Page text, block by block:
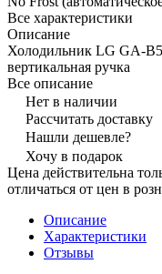
Все характеристики
Описание
Холодильник LG GA-
вертикальная ручка
Все описание
Нет в наличии
Рассчитать доставку
Нашли дешевле?
Хочу в подарок
Цена действительна
отличаться от цен в
Описание
Характеристики
Отзывы